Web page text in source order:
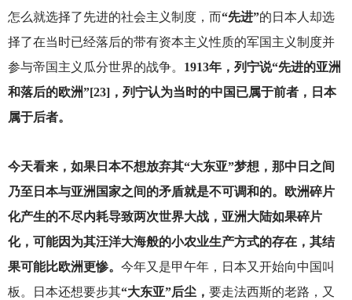
怎么就选择了先进的社会主义制度，而“先进”的日本人却选
择了在当时已经落后的带有资本主义性质的军国主义制度并
参与帝国主义瓜分世界的战争。 1913年，列宁说“先进的亚洲
和落后的欧洲”[23]，列宁认为当时的中国已属于前者，日本
属于后者。
今天看来，如果日本不想放弃其“大东亚”梦想，那中日之间
乃至日本与亚洲国家之间的矛盾就是不可调和的。欧洲碎片
化产生的不尽内耗导致两次世界大战，亚洲大陆如果碎片
化，可能因为其汪洋大海般的小农业生产方式的存在，其结
果可能比欧洲更惨。 今年又是甲午年，日本又开始向中国叫
板。日本还想要步其“大东亚”后尘， 要走法西斯的老路，又